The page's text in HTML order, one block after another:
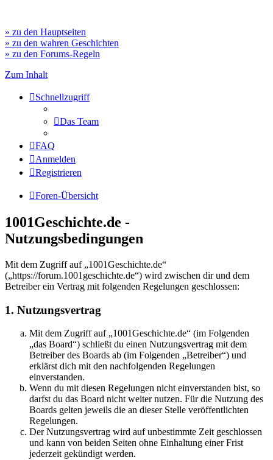
» zu den Hauptseiten
» zu den wahren Geschichten
» zu den Forums-Regeln
Zum Inhalt
Schnellzugriff
Das Team
FAQ
Anmelden
Registrieren
Foren-Übersicht
1001Geschichte.de -
Nutzungsbedingungen
Mit dem Zugriff auf „1001Geschichte.de“
(„https://forum.1001geschichte.de“) wird zwischen dir und dem
Betreiber ein Vertrag mit folgenden Regelungen geschlossen:
1. Nutzungsvertrag
Mit dem Zugriff auf „1001Geschichte.de“ (im Folgenden
„das Board“) schließt du einen Nutzungsvertrag mit dem
Betreiber des Boards ab (im Folgenden „Betreiber“) und
erklärst dich mit den nachfolgenden Regelungen
einverstanden.
Wenn du mit diesen Regelungen nicht einverstanden bist, so
darfst du das Board nicht weiter nutzen. Für die Nutzung des
Boards gelten jeweils die an dieser Stelle veröffentlichten
Regelungen.
Der Nutzungsvertrag wird auf unbestimmte Zeit geschlossen
und kann von beiden Seiten ohne Einhaltung einer Frist
jederzeit gekündigt werden.